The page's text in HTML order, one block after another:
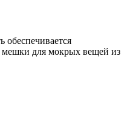
мешки для мокрых вещей из